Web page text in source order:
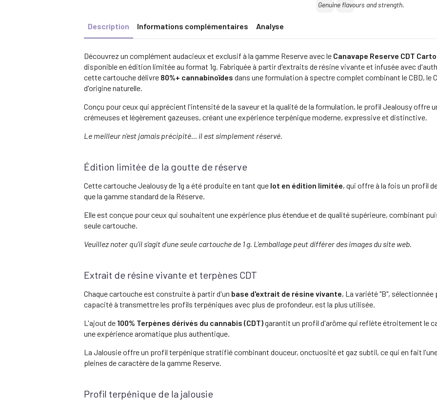
Text:
Genuine flavours and strength.
Description Informations complémentaires Analyse
Découvrez un complément audacieux et exclusif à la gamme Reserve avec le Canavape Reserve CDT
disponible en édition limitée au format 1g. Fabriquée à partir d'extraits de résine vivante et infusée avec
cette cartouche délivre 80%+ cannabinoïdes dans une formulation à spectre complet combinant le CBD, le
d'origine naturelle.
Conçu pour ceux qui apprécient l'intensité de la saveur et la qualité de la formulation, le profil Jealousy offre
crémeuses et légèrement gazeuses, créant une expérience terpénique moderne, expressive et distinctive.
Le meilleur n'est jamais précipité... il est simplement réservé.
Édition limitée de la goutte de réserve
Cette cartouche Jealousy de 1g a été produite en tant que lot en édition limitée, qui offre à la fois un profil
que la gamme standard de la Réserve.
Elle est conçue pour ceux qui souhaitent une expérience plus étendue et de qualité supérieure, combinant
seule cartouche.
Veuillez noter qu'il s'agit d'une seule cartouche de 1 g. L'emballage peut différer des images du site web.
Extrait de résine vivante et terpènes CDT
Chaque cartouche est construite à partir d'un base d'extrait de résine vivante, La variété "B",
capacité à transmettre les profils terpéniques avec plus de profondeur, est la plus utilisée.
L'ajout de 100% Terpènes dérivés du cannabis (CDT)garantit un profil d'arôme qui reflète étroitement le
une expérience aromatique plus authentique.
La Jalousie offre un profil terpénique stratifié combinant douceur, onctuosité et gaz subtil, ce qui en fait
pleines de caractère de la gamme Reserve.
Profil terpénique de la jalousie